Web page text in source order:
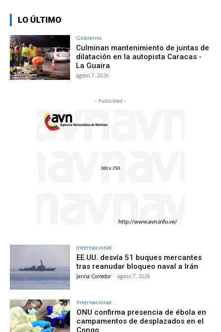
LO ÚLTIMO
Gobierno
Culminan mantenimiento de juntas de
dilatación en la autopista Caracas -
La Guaira
agosto 7, 2026
- Publicidad -
Internacional
EE.UU. desvía 51 buques mercantes
tras reanudar bloqueo naval a Irán
Janna Corredor - agosto 7, 2026
Internacional
ONU confirma presencia de ébola en
campamentos de desplazados en el
Congo